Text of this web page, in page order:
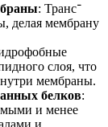
: Транс־
делая мембрану
слоя, что
мембраны.
белков:
и менее
и